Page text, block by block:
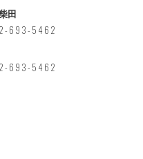
田
693-5462
693-5462